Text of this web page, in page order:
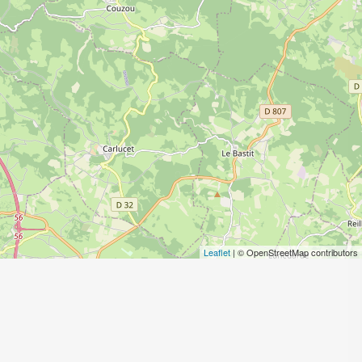
Leaflet| © OpenStreetMap contributors